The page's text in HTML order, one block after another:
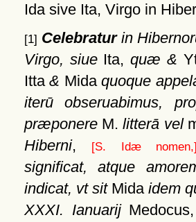
Ida sive Ita, Virgo in
[1] Celebratur in
Virgo, siueIta,quæ &
Itta& Midaquoque
iterū obseruabimus,
præponereM.litterā vel
Hiberni, [S. Idæ nomen,]
significat, atque
indicat, vt sitMida idem
XXXI. Ianuarij